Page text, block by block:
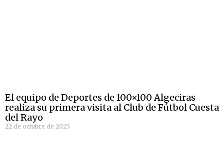
El equipo de Deportes de 100×100 Algeciras
realiza su primera visita al Club de Fútbol Cuesta
del Rayo
22 de octubre de 2025